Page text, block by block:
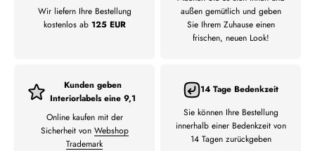
Wir liefern Ihre Bestellung
kostenlos ab 125 EUR
außen gemütlich und geben
Sie Ihrem Zuhause einen
frischen, neuen Look!
Kunden geben
Interiorlabels eine 9,1
Online kaufen mit der
Sicherheit von Webshop
Trademark
14 Tage Bedenkzeit
Sie können Ihre Bestellung
innerhalb einer Bedenkzeit von
14 Tagen zurückgeben